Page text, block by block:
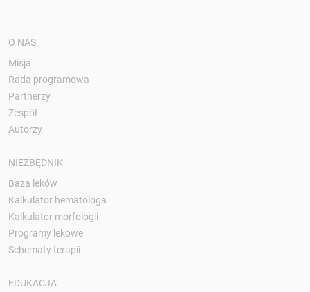
O NAS
Misja
Rada programowa
Partnerzy
Zespół
Autorzy
NIEZBĘDNIK
Baza leków
Kalkulator hematologa
Kalkulator morfologii
Programy lekowe
Schematy terapii
EDUKACJA